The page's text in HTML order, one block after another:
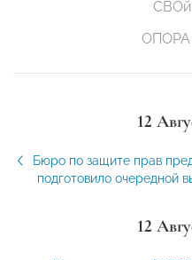
СВОй
12
Бюро по защите прав
подготовило очередной
12